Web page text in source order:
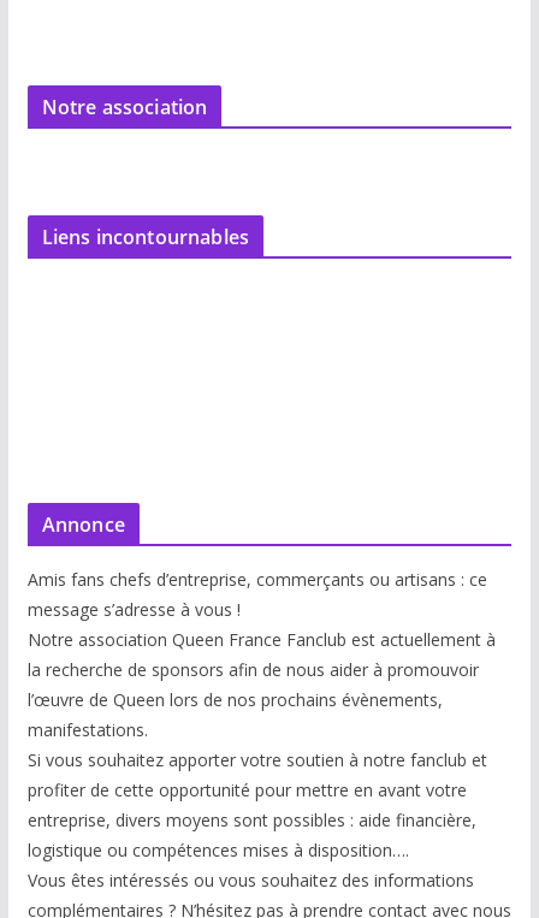
Notre association
Liens incontournables
Annonce
Amis fans chefs d’entreprise, commerçants ou artisans : ce
message s’adresse à vous !
Notre association Queen France Fanclub est actuellement à
la recherche de sponsors afin de nous aider à promouvoir
l’œuvre de Queen lors de nos prochains évènements,
manifestations.
Si vous souhaitez apporter votre soutien à notre fanclub et
profiter de cette opportunité pour mettre en avant votre
entreprise, divers moyens sont possibles : aide financière,
logistique ou compétences mises à disposition….
Vous êtes intéressés ou vous souhaitez des informations
complémentaires ? N’hésitez pas à prendre contact avec nous